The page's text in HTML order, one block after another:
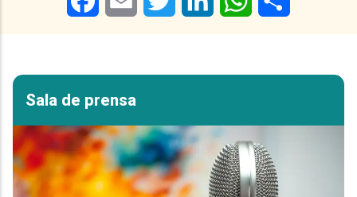
Sala de prensa